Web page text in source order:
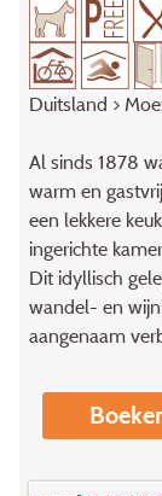
Duitsland >
Al sinds 1878
warm en
een lekkere
ingerichte
Dit idyllisch
wandel- en
aangenaam